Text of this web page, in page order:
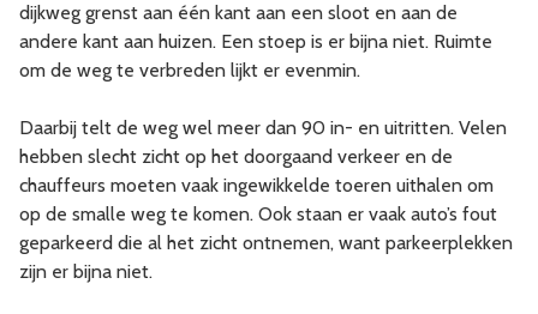
dijkweg grenst aan één kant aan een sloot en aan de
andere kant aan huizen. Een stoep is er bijna niet. Ruimte
om de weg te verbreden lijkt er evenmin.
Daarbij telt de weg wel meer dan 90 in- en uitritten. Velen
hebben slecht zicht op het doorgaand verkeer en de
chauffeurs moeten vaak ingewikkelde toeren uithalen om
op de smalle weg te komen. Ook staan er vaak auto’s fout
geparkeerd die al het zicht ontnemen, want parkeerplekken
zijn er bijna niet.